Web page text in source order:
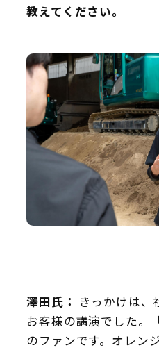
教えてください。
澤田氏： きっかけは、
お客様の講演でした。
のファンです。オレン